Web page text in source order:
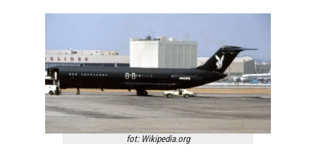
fot: Wikipedia.org